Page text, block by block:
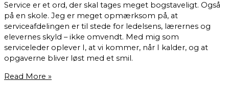
Service er et ord, der skal tages meget bogstaveligt. Også
på en skole. Jeg er meget opmærksom på, at
serviceafdelingen er til stede for ledelsens, lærernes og
elevernes skyld – ikke omvendt. Med mig som
serviceleder oplever I, at vi kommer, når I kalder, og at
opgaverne bliver løst med et smil.
Read More »